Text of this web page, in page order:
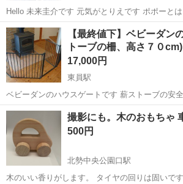
Hello 未来圭介です 元気がとりえです ポポーとは あらなんだっけ ポ
ポー解説 トロピカルな果物 アケビのイメージで食感はバナナとマンゴ
ーを足したステキな味がします 実を半分に割...
三重 鈴鹿市 その他 ポポー
【最終値下】ベビーダン
トーブの柵、高さ７０cm)
17,000円
東員駅
ベビーダンのハウスゲートです 薪ストーブの安
０cm) 幅約７０cmのパネルが４枚と、幅約７０
枚で、合計５枚です キス汚れ等は、ほぼありません ハウスゲート(柵)
のみの...
三重 員弁郡 東員駅 その他 薪スト
撮影にも。木のおもちゃ
500円
北勢中央公園口駅
木のいい香りがします。 タイヤの回りは固いで